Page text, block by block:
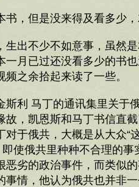
书，但是没来得及看多少
生出不少不如意事，虽然
一月已过还没看多少的书
之余拾起来读了一些。
斯利 马丁的通讯集里关于
故，凯恩斯和马丁书信直
于俄共，大概是从大众“
即使俄共里种种不合理的
恶劣的政治事件，而类似
事情，他认为俄共也并非